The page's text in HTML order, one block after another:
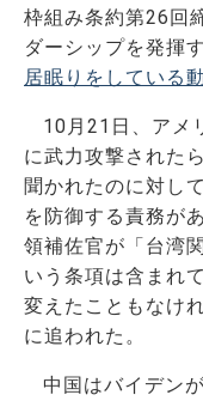
枠組み条約第26回
ダーシップを発揮
居眠りをしている
10月21日、アメ
に武力攻撃された
聞かれたのに対し
を防御する責務が
領補佐官が「台湾
いう条項は含まれ
変えたこともなけ
に追われた。
中国はバイデン